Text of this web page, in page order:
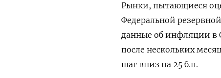
Рынки, пытающиеся
Федеральной
данные об инфляции в
после нескольких
шаг вниз на 25 б.п.